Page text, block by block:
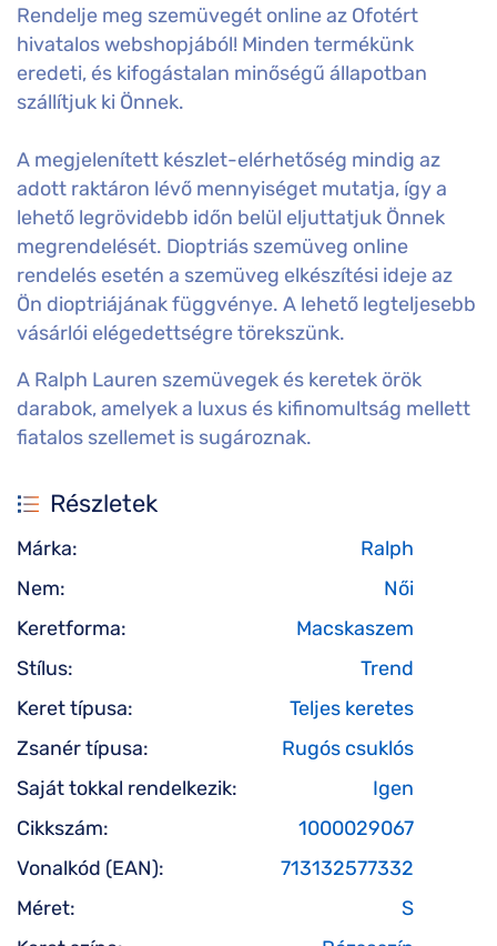
Rendelje meg szemüvegét online az Ofotért
hivatalos webshopjából! Minden termékünk
eredeti, és kifogástalan minőségű állapotban
szállítjuk ki Önnek.
A megjelenített készlet-elérhetőség mindig az
adott raktáron lévő mennyiséget mutatja, így a
lehető legrövidebb időn belül eljuttatjuk Önnek
megrendelését. Dioptriás szemüveg online
rendelés esetén a szemüveg elkészítési ideje az
Ön dioptriájának függvénye. A lehető legteljesebb
vásárlói elégedettségre törekszünk.
A Ralph Lauren szemüvegek és keretek örök
darabok, amelyek a luxus és kifinomultság mellett
fiatalos szellemet is sugároznak.
Részletek
Márka:
Ralph
Nem:
Női
Keretforma:
Macskaszem
Stílus:
Trend
Keret típusa:
Teljes keretes
Zsanér típusa:
Rugós csuklós
Saját tokkal rendelkezik:
Igen
Cikkszám:
1000029067
Vonalkód (EAN):
713132577332
Méret:
S